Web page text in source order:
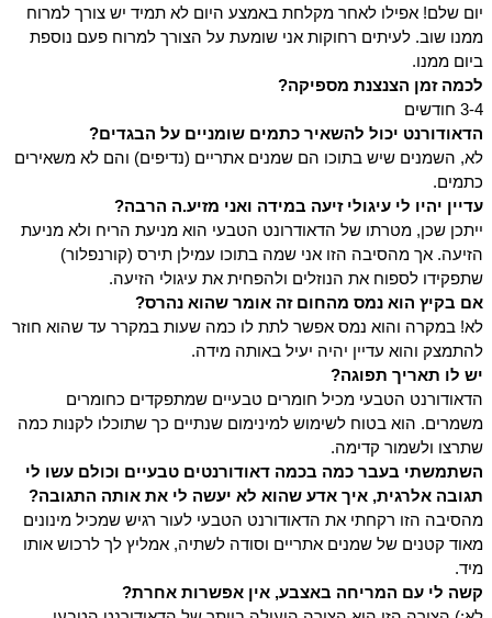
ביום ממנו.
לכמה זמן הצנצנת מספיקה?
3-4 חודשים
הדאודורנט יכול להשאיר כתמים שומניים על הבגדים?
כתמים.
עדיין יהיו לי עיגולי זיעה במידה ואני מזיע.ה הרבה?
שתפקידו לספוח את הנוזלים ולהפחית את עיגולי הזיעה.
אם בקיץ הוא נמס מהחום זה אומר שהוא נהרס?
להתמצק והוא עדיין יהיה יעיל באותה מידה.
יש לו תאריך תפוגה?
שתרצו ולשמור קדימה.
תגובה אלרגית, איך אדע שהוא לא יעשה לי את אותה התגובה?
מיד.
קשה לי עם המריחה באצבע, אין אפשרות אחרת?